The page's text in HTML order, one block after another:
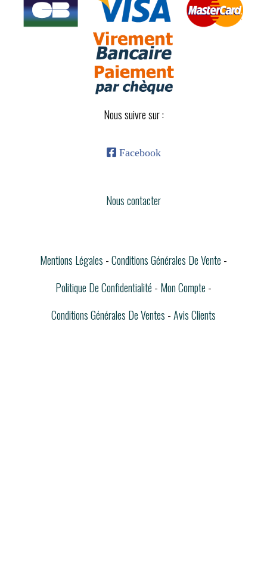
Nous suivre sur :
 Facebook
Nous contacter
Mentions Légales Conditions Générales De Vente
Politique De Confidentialité
Mon Compte
Conditions Générales De Ventes Avis Clients